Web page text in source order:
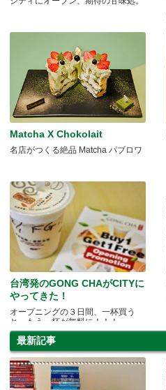
Matcha X Chokolait
名店がつくる絶品 Matcha パブロワ
台湾発のGONG CHAがCITYに
やってきた！
オープニングの３日間、一杯買う
と、もう一杯が無料に！！！
最新記事